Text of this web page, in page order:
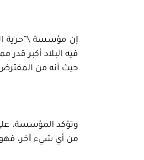
إن مؤسسة \”حرية
فيه البلاد أكبر
حيث أنه من المفترض
وتؤكد المؤسسة،
من أي شيء آخر، فهو